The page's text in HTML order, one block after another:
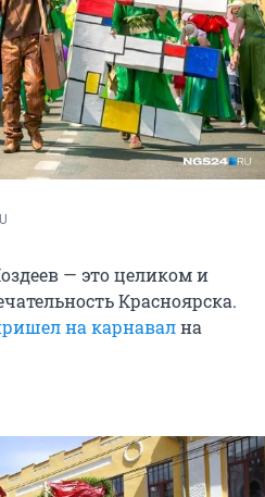
— это целиком и
Красноярска.
на карнавална